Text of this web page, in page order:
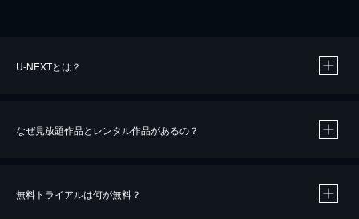
U-NEXTとは？
なぜ見放題作品とレンタル作品があるの？
無料トライアルは何が無料？